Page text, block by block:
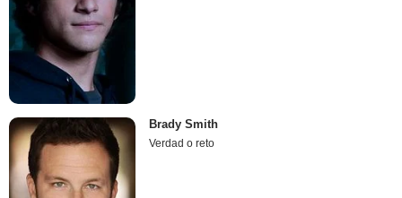
Brady Smith
Verdad o reto